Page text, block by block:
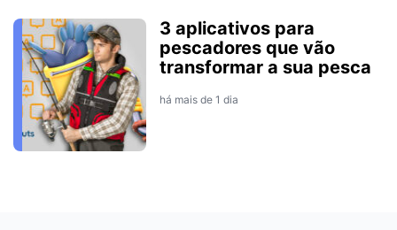
3 aplicativos para
pescadores que vão
transformar a sua pesca
há mais de 1 dia